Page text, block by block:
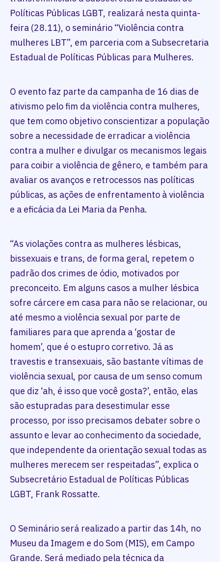
Políticas Públicas LGBT, realizará nesta quinta-
feira (28.11), o seminário “Violência contra
mulheres LBT”, em parceria com a Subsecretaria
Estadual de Políticas Públicas para Mulheres.
O evento faz parte da campanha de 16 dias de
ativismo pelo fim da violência contra mulheres,
que tem como objetivo conscientizar a população
sobre a necessidade de erradicar a violência
contra a mulher e divulgar os mecanismos legais
para coibir a violência de gênero, e também para
avaliar os avanços e retrocessos nas políticas
públicas, as ações de enfrentamento à violência
e a eficácia da Lei Maria da Penha.
“As violações contra as mulheres lésbicas,
bissexuais e trans, de forma geral, repetem o
padrão dos crimes de ódio, motivados por
preconceito. Em alguns casos a mulher lésbica
sofre cárcere em casa para não se relacionar, ou
até mesmo a violência sexual por parte de
familiares para que aprenda a ‘gostar de
homem’, que é o estupro corretivo. Já as
travestis e transexuais, são bastante vítimas de
violência sexual, por causa de um senso comum
que diz ‘ah, é isso que você gosta?’, então, elas
são estupradas para desestimular esse
processo, por isso precisamos debater sobre o
assunto e levar ao conhecimento da sociedade,
que independente da orientação sexual todas as
mulheres merecem ser respeitadas”, explica o
Subsecretário Estadual de Políticas Públicas
LGBT, Frank Rossatte.
O Seminário será realizado a partir das 14h, no
Museu da Imagem e do Som (MIS), em Campo
Grande. Será mediado pela técnica da